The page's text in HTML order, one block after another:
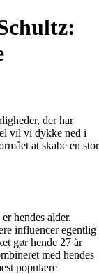
der har
vil vi dykke ned i
at skabe en stor
hendes alder.
influencer egentlig
gør hende 27 år
med hendes
populære